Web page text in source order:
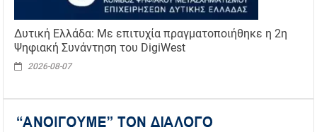
Δυτική Ελλάδα: Με επιτυχία πραγματοποιήθηκε η 2η
Ψηφιακή Συνάντηση του DigiWest
2026-08-07